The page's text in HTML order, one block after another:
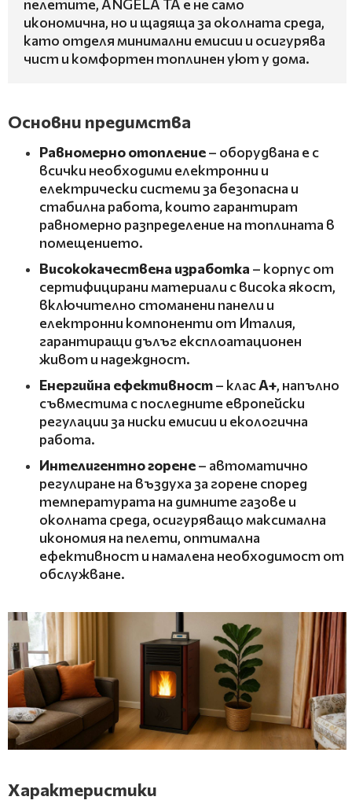
пелетите, ANGELA TA е не само
икономична, но и щадяща за околната среда,
като отделя минимални емисии и осигурява
чист и комфортен топлинен уют у дома.
Основни предимства
Равномерно отопление– оборудвана е с
всички необходими електронни и
електрически системи за безопасна и
стабилна работа, които гарантират
равномерно разпределение на топлината в
помещението.
Висококачествена изработка – корпус от
сертифицирани материали с висока якост,
включително стоманени панели и
електронни компоненти от Италия,
гарантиращи дълъг експлоатационен
живот и надеждност.
Енергийна ефективност– класA+, напълно
съвместима с последните европейски
регулации за ниски емисии и екологична
работа.
Интелигентно горене– автоматично
регулиране на въздуха за горене според
температурата на димните газове и
околната среда, осигуряващо максимална
икономия на пелети, оптимална
ефективност и намалена необходимост от
обслужване.
Характеристики